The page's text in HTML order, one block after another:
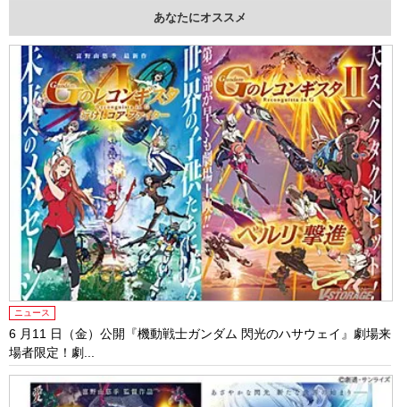
あなたにオススメ
ニュース
6 月11 日（金）公開『機動戦士ガンダム 閃光のハサウェイ』劇場来
場者限定！劇...